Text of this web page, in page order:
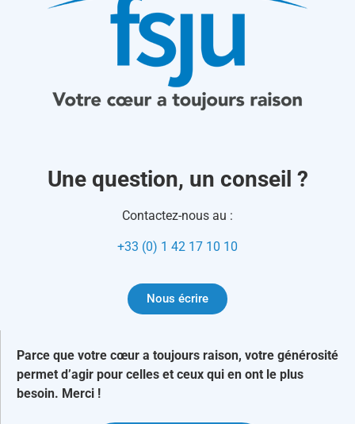
Une question, un conseil ?
Contactez-nous au :
+33 (0) 1 42 17 10 10
Nous écrire
Parce que votre cœur a toujours raison, votre générosité
permet d’agir pour celles et ceux qui en ont le plus
besoin. Merci !